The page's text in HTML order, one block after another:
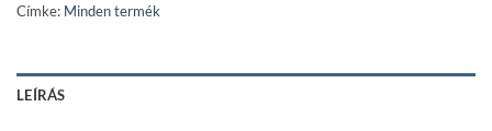
Címke: Minden termék
LEÍRÁS